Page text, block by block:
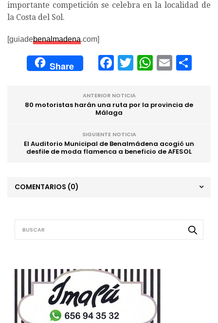
importante competición se celebra en la localidad de
la Costa del Sol.
[guiadebenalmadena.com]
Share Facebook
TwitterEmail
ANTERIOR NOTICIA
80 motoristas harán una ruta por la provincia de
Málaga
SIGUIENTE NOTICIA
El Auditorio Municipal de Benalmádena acogió un
desfile de moda flamenca a beneficio de AFESOL
COMENTARIOS (0)